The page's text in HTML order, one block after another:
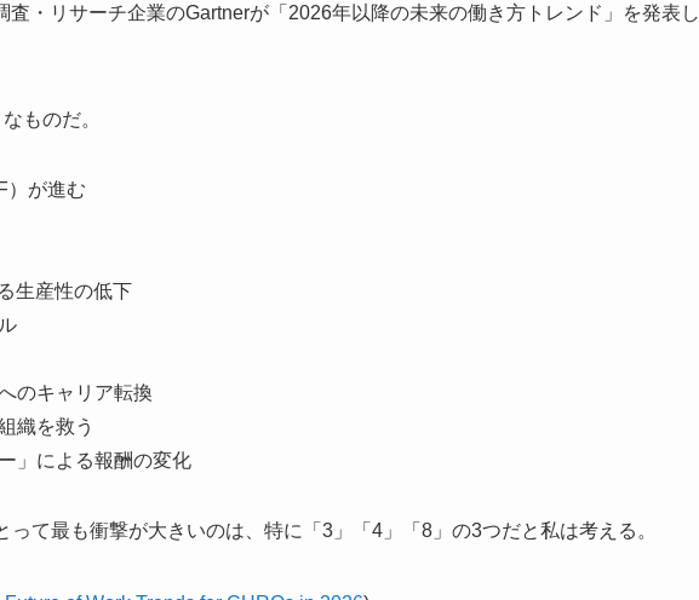
査・リサーチ企業のGartnerが「2026年以降の未来の働き方トレンド」を発表し
ものだ。
）が進む
生産性の低下
のキャリア転換
織を救う
」による報酬の変化
って最も衝撃が大きいのは、特に「3」「4」「8」の3つだと私は考える。